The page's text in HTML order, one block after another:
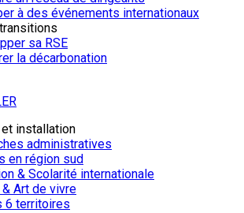
à des événements internationaux
sa RSE
la décarbonation
installation
administratives
en région sud
& Scolarité internationale
& Art de vivre
6 territoires